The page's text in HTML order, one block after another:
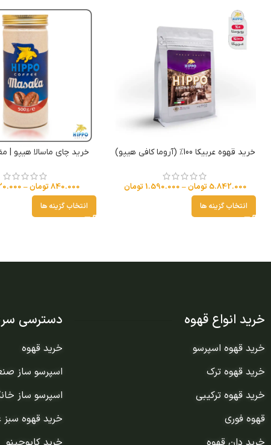
خرید قهوه عربیکا 100% (آروما کافی هیپو)
5.842.000 تومان–
1.590.000 تومان
انتخاب گزینه ها
خرید چای ماسالا هیپو |
840.000تومان–
انتخاب گزینه ها
خرید انواع قهوه
خرید قهوه اسپرسو
خرید قهوه ترک
خرید قهوه ترکیبی
قهوه فوری
دسترسی
خرید قهوه
اسپرسو ساز
اسپرسو ساز
خرید قهوه